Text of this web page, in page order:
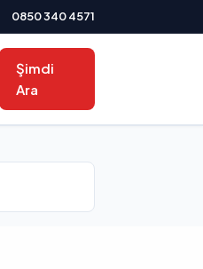
0850 340 4571
Şimdi
Ara